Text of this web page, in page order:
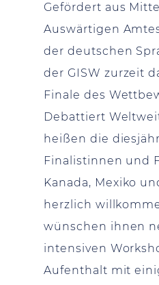
Gefördert aus
Auswärtigen
der deutschen
der GISW zurzeit
Finale des
Debattiert
heißen die
Finalistinnen und
Kanada, Mexiko
herzlich
wünschen ihnen
intensiven
Aufenthalt mit